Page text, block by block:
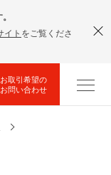
イト をご覧くださ